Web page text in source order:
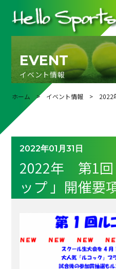
EVENT
イベント情報
ホーム > イベント情報> 2022年
2022年01月31日
2022年 第1回
ップ 」開催要